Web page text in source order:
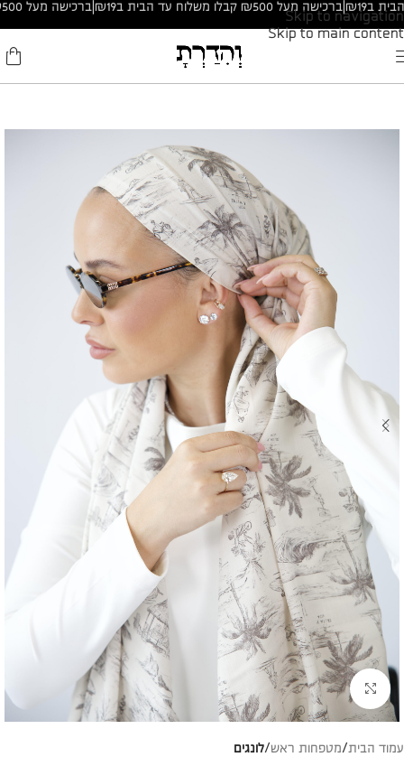
Skip to navigation
Skip to main content
ברכישה מעל ₪500 קבלו משלוח עד הבית ב₪19| ברכישה מעל ₪500 קבלו משלוח עד הבית ב₪19|
להגדלת התמונה
עמוד הבית מטפחות ראש לונגים